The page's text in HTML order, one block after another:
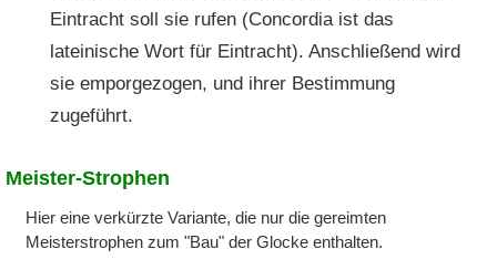
Eintracht soll sie rufen (Concordia ist das
lateinische Wort für Eintracht). Anschließend wird
sie emporgezogen, und ihrer Bestimmung
zugeführt.
Meister-Strophen
Hier eine verkürzte Variante, die nur die gereimten
Meisterstrophen zum "Bau" der Glocke enthalten.